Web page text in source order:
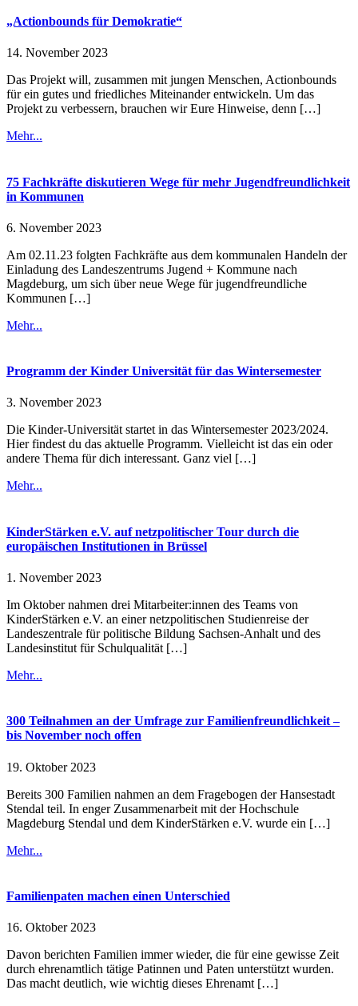
„Actionbounds für Demokratie“
14. November 2023
Das Projekt will, zusammen mit jungen Menschen, Actionbounds
für ein gutes und friedliches Miteinander entwickeln. Um das
Projekt zu verbessern, brauchen wir Eure Hinweise, denn […]
Mehr...
75 Fachkräfte diskutieren Wege für mehr Jugendfreundlichkeit
in Kommunen
6. November 2023
Am 02.11.23 folgten Fachkräfte aus dem kommunalen Handeln der
Einladung des Landeszentrums Jugend + Kommune nach
Magdeburg, um sich über neue Wege für jugendfreundliche
Kommunen […]
Mehr...
Programm der Kinder Universität für das Wintersemester
3. November 2023
Die Kinder-Universität startet in das Wintersemester 2023/2024.
Hier findest du das aktuelle Programm. Vielleicht ist das ein oder
andere Thema für dich interessant. Ganz viel […]
Mehr...
KinderStärken e.V. auf netzpolitischer Tour durch die
europäischen Institutionen in Brüssel
1. November 2023
Im Oktober nahmen drei Mitarbeiter:innen des Teams von
KinderStärken e.V. an einer netzpolitischen Studienreise der
Landeszentrale für politische Bildung Sachsen-Anhalt und des
Landesinstitut für Schulqualität […]
Mehr...
300 Teilnahmen an der Umfrage zur Familienfreundlichkeit –
bis November noch offen
19. Oktober 2023
Bereits 300 Familien nahmen an dem Fragebogen der Hansestadt
Stendal teil. In enger Zusammenarbeit mit der Hochschule
Magdeburg Stendal und dem KinderStärken e.V. wurde ein […]
Mehr...
Familienpaten machen einen Unterschied
16. Oktober 2023
Davon berichten Familien immer wieder, die für eine gewisse Zeit
durch ehrenamtlich tätige Patinnen und Paten unterstützt wurden.
Das macht deutlich, wie wichtig dieses Ehrenamt […]